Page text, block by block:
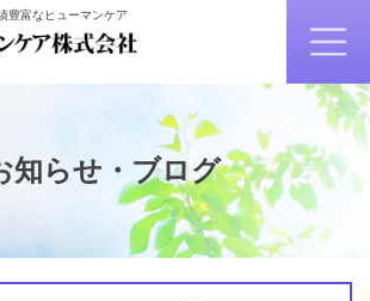
豊富なヒューマンケア
知らせ・ブログ